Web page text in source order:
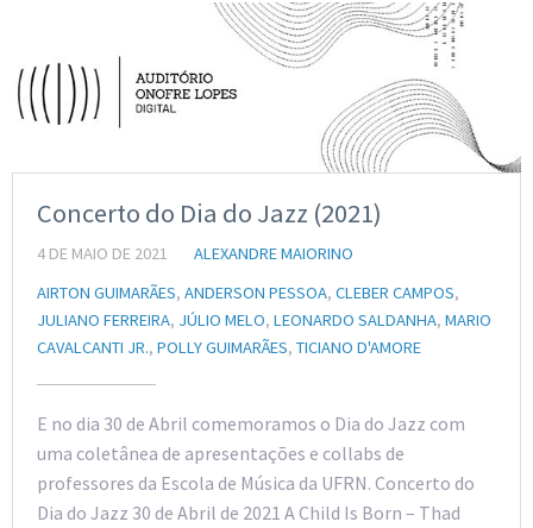
Concerto do Dia do Jazz (2021)
4 DE MAIO DE 2021
ALEXANDRE MAIORINO
AIRTON GUIMARÃES, ANDERSON PESSOA, CLEBER CAMPOS,
JULIANO FERREIRA, JÚLIO MELO, LEONARDO SALDANHA, MARIO
CAVALCANTI JR., POLLY GUIMARÃES, TICIANO D'AMORE
E no dia 30 de Abril comemoramos o Dia do Jazz com
uma coletânea de apresentações e collabs de
professores da Escola de Música da UFRN. Concerto do
Dia do Jazz 30 de Abril de 2021 A Child Is Born – Thad